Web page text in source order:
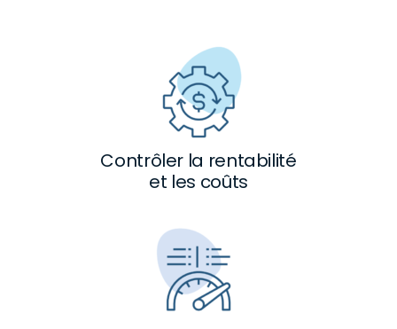
Contrôler la rentabilité
et les coûts